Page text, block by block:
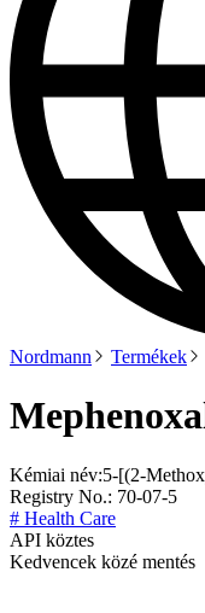
Nordmann Termékek
Kémiai név:5-[(2-
Registry No.: 70-07-5
# Health Care
API köztes
Kedvencek közé mentés